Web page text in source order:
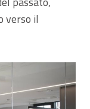
verso il